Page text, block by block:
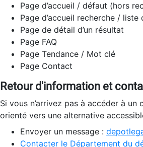
Page d’accueil / défaut (hors
Page d’accueil recherche / liste
Page de détail d’un résultat
Page FAQ
Page Tendance / Mot clé
Page Contact
Retour d'information et
Si vous n’arrivez pas à accéder à
orienté vers une alternative
Envoyer un message :
Contacter le Département du